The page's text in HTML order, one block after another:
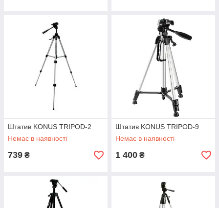
Штатив KONUS TRIPOD-2
Немає в наявності
739 ₴
Штатив KONUS TRIPOD-9
Немає в наявності
1 400 ₴